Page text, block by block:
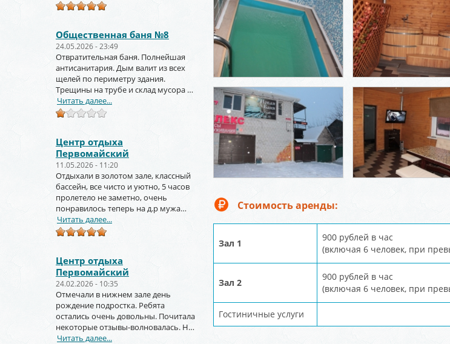
Общественная баня №8
24.05.2026 - 23:49
Отвратительная баня. Полнейшая
антисанитария. Дым валит из всех
щелей по периметру здания.
Трещины на трубе и склад мусора за
торцом зданиями.
Читать далее...
Центр отдыха
Первомайский
11.05.2026 - 11:20
Отдыхали в золотом зале, классный
бассейн, все чисто и уютно, 5 часов
пролетело не заметно, очень
понравилось теперь на д.р мужа
тоже будем заказывать
Читать далее...
Центр отдыха
Первомайский
24.02.2026 - 10:35
Отмечали в нижнем зале день
рождение подростка. Ребята
остались очень довольны. Почитала
некоторые отзывы-волновалась. Но
зря. Крутое место.
Читать далее...
Стоимость аренды:
Зал 1
900 рублей в час
(включая 6 человек, при
Зал 2
900 рублей в час
(включая 6 человек, при
Гостиничные услуги